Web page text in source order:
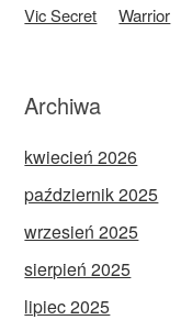
Vic Secret Warrior
Archiwa
kwiecień 2026
październik 2025
wrzesień 2025
sierpień 2025
lipiec 2025